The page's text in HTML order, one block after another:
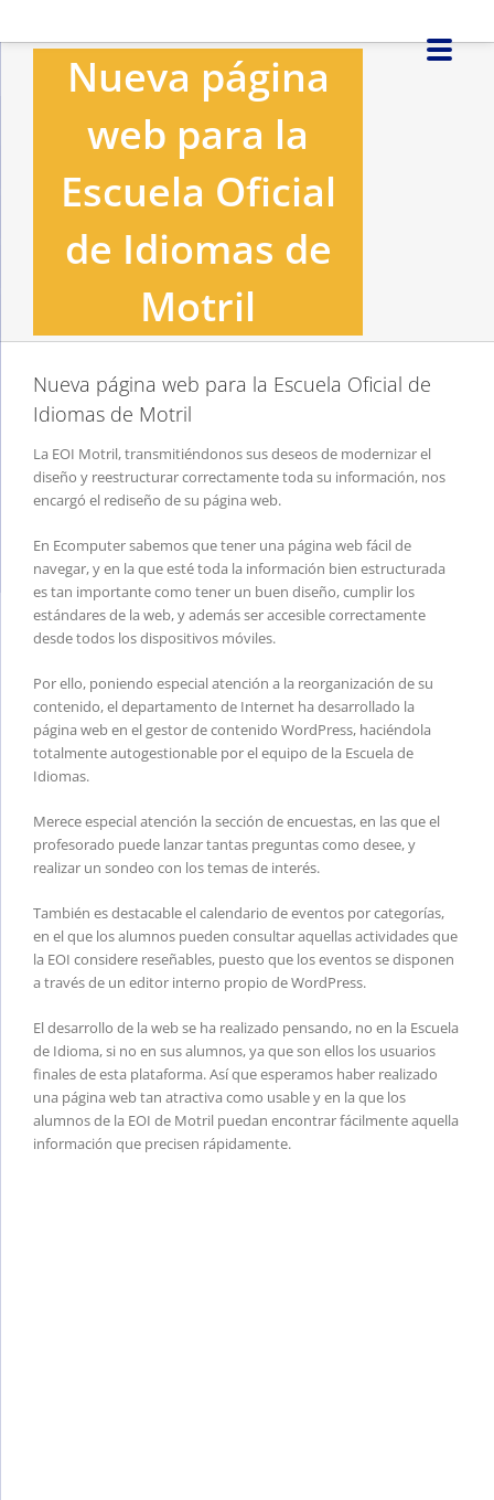
al
contenidoNueva página
web para la
Escuela Oficial
de Idiomas de
Motril
Nueva página web para la Escuela Oficial de
Idiomas de Motril
La EOI Motril, transmitiéndonos sus deseos de modernizar el
diseño y reestructurar correctamente toda su información, nos
encargó el rediseño de su página web.
En Ecomputer sabemos que tener una página web fácil de
navegar, y en la que esté toda la información bien estructurada
es tan importante como tener un buen diseño, cumplir los
estándares de la web, y además ser accesible correctamente
desde todos los dispositivos móviles.
Por ello, poniendo especial atención a la reorganización de su
contenido, el departamento de Internet ha desarrollado la
página web en el gestor de contenido WordPress, haciéndola
totalmente autogestionable por el equipo de la Escuela de
Idiomas.
Merece especial atención la sección de encuestas, en las que el
profesorado puede lanzar tantas preguntas como desee, y
realizar un sondeo con los temas de interés.
También es destacable el calendario de eventos por categorías,
en el que los alumnos pueden consultar aquellas actividades que
la EOI considere reseñables, puesto que los eventos se disponen
a través de un editor interno propio de WordPress.
El desarrollo de la web se ha realizado pensando, no en la Escuela
de Idioma, si no en sus alumnos, ya que son ellos los usuarios
finales de esta plataforma. Así que esperamos haber realizado
una página web tan atractiva como usable y en la que los
alumnos de la EOI de Motril puedan encontrar fácilmente aquella
información que precisen rápidamente.